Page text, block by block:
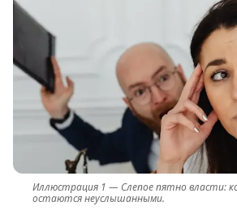
Слепое пятно власти:
остаются неуслышанными.